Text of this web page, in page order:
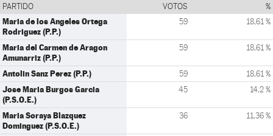
PARTIDO VOTOS %
Maria de los Angeles Ortega
Rodriguez (P.P.)
59 18,61 %
Maria del Carmen de Aragon
Amunarriz (P.P.)
59 18,61 %
Antolin Sanz Perez (P.P.) 59 18,61 %
Jose Maria Burgos Garcia
(P.S.O.E.)
45 14,2 %
Maria Soraya Blazquez
Dominguez (P.S.O.E.)
36 11,36 %